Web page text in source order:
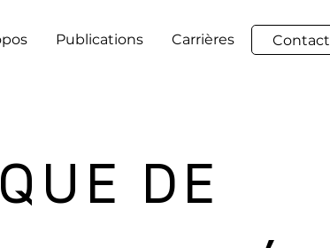
Publications Carrières Contact
DE